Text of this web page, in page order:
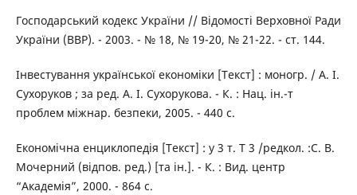
Господарський кодекс України // Відомості Верховної Ради
України (ВВР). - 2003. - № 18, № 19-20, № 21-22. - ст. 144.
Інвестування української економіки [Текст] : моногр. / А. І.
Сухоруков ; за ред. А. І. Сухорукова. - К. : Нац. ін.-т
проблем міжнар. безпеки, 2005. - 440 с.
Економічна енциклопедія [Текст] : у 3 т. Т 3 /редкол. :С. В.
Мочерний (відпов. ред.) [та ін.]. - К. : Вид. центр
“Академія”, 2000. - 864 с.